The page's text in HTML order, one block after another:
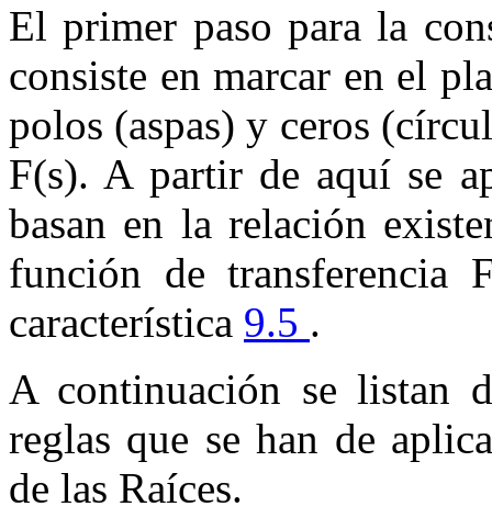
El primer paso para la
consiste en marcar en el
polos (aspas) y ceros
F(s). A partir de aquí se
basan en la relación
función de transferencia
característica 9.5 .
A continuación se listan
reglas que se han de
de las Raíces.